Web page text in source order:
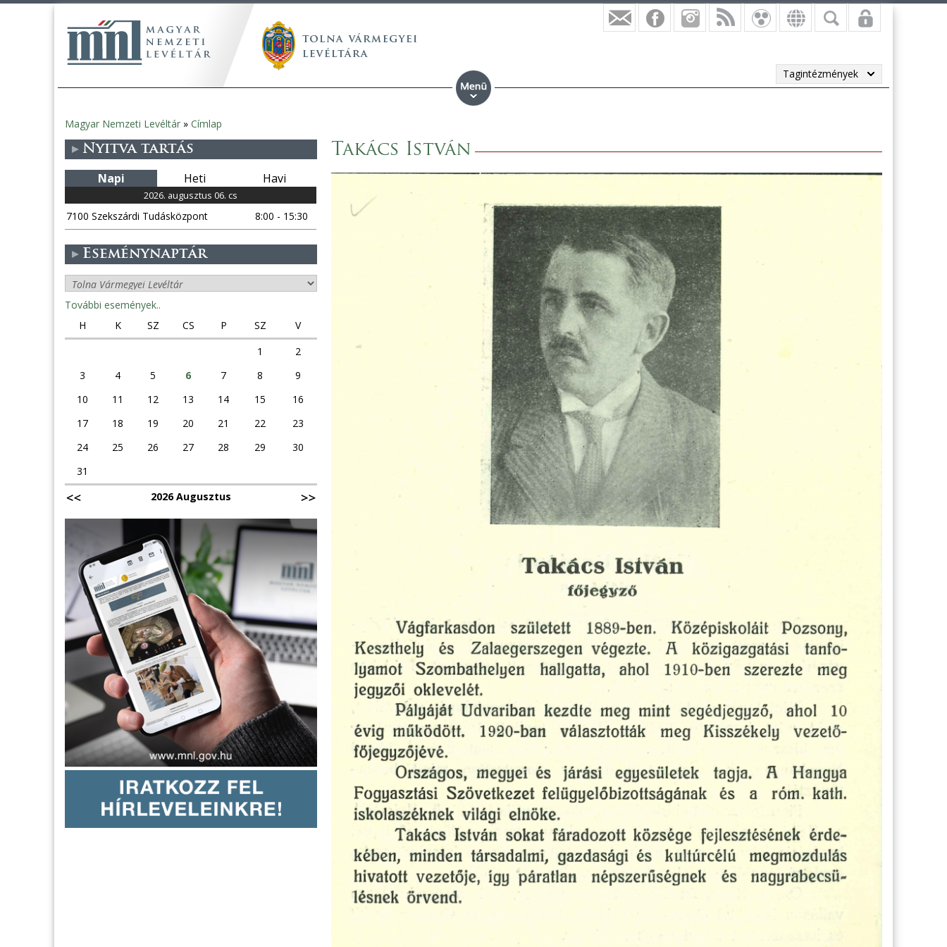
Tagintézmények
Jelenlegi
hely
Magyar Nemzeti Levéltár » Címlap
Takács István
Nyitva tartás
Napi Heti Havi
2026. augusztus 06. cs
7100 Szekszárdi Tudásközpont 8:00 - 15:30
Eseménynaptár
További események..
H
K SZ CS P SZ
V
1
2
3
4 5 6 7 8
9
10
11 12 13 14 15
16
17
18 19 20 21 22
23
24
25 26 27 28 29
30
31
2026 Augusztus